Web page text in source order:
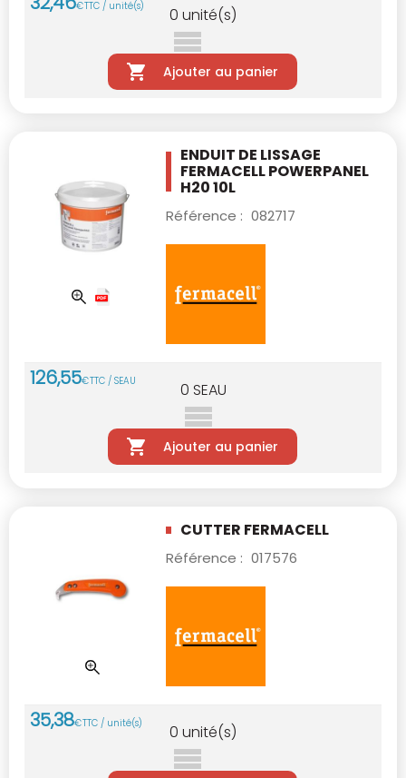
€TTC / unité(s) 0 unité(s)
Ajouter au panier
ENDUIT DE LISSAGE
FERMACELL POWERPANEL
H20 10L
Référence : 082717
126,55€TTC / SEAU 0 SEAU
Ajouter au panier
CUTTER FERMACELL
Référence : 017576
35,38€TTC / unité(s) 0 unité(s)